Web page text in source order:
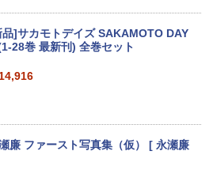
カメラ Windows11 Pro MS offic
搭載 ノートパソコン 訳あり Let's
レビュー投稿で180日保証
Office 2024 H&B 搭載｜中古ノート
コン Windows11 Office付｜Core i5
世代 以降 メモリ 8GB SSD 256GB
間限定10%OFFクーポン 8/12 10時
リー ブルーライトカット モニター
スプレイ MAXZEN MGM27IC04-F2
]サカモトデイズ SAKAMOTO DAY
28巻 最新刊) 全巻セット
廉 ファースト写真集（仮） [ 永瀬廉